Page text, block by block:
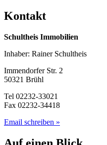
Kontakt
Schultheis Immobilien
Inhaber: Rainer Schultheis
Immendorfer Str. 2
50321 Brühl
Tel 02232-33021
Fax 02232-34418
Email schreiben »